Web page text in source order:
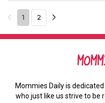
1 2
Mommies Daily is
who just like us strive to be